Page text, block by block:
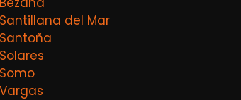
Santillana del Mar
Santoña
Solares
Somo
Vargas